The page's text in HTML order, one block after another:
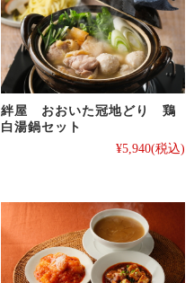
絆屋 おおいた冠地どり 鶏
白湯鍋セット
¥5,940(税込)